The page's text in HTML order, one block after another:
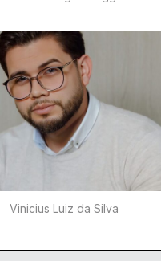
Vinicius Luiz da Silva